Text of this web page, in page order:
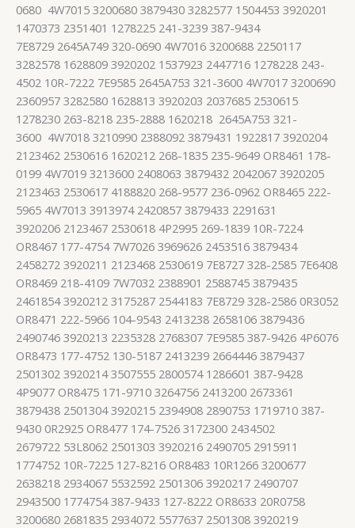
0680 4W7015 3200680 3879430 3282577 1504453 3920201
1470373 2351401 1278225 241-3239 387-9434
7E8729 2645A749 320-0690 4W7016 3200688 2250117
3282578 1628809 3920202 1537923 2447716 1278228 243-
4502 10R-7222 7E9585 2645A753 321-3600 4W7017 3200690
2360957 3282580 1628813 3920203 2037685 2530615
1278230 263-8218 235-2888 1620218 2645A753 321-
3600 4W7018 3210990 2388092 3879431 1922817 3920204
2123462 2530616 1620212 268-1835 235-9649 OR8461 178-
0199 4W7019 3213600 2408063 3879432 2042067 3920205
2123463 2530617 4188820 268-9577 236-0962 OR8465 222-
5965 4W7013 3913974 2420857 3879433 2291631
3920206 2123467 2530618 4P2995 269-1839 10R-7224
OR8467 177-4754 7W7026 3969626 2453516 3879434
2458272 3920211 2123468 2530619 7E8727 328-2585 7E6408
OR8469 218-4109 7W7032 2388901 2588745 3879435
2461854 3920212 3175287 2544183 7E8729 328-2586 0R3052
OR8471 222-5966 104-9543 2413238 2658106 3879436
2490746 3920213 2235328 2768307 7E9585 387-9426 4P6076
OR8473 177-4752 130-5187 2413239 2664446 3879437
2501302 3920214 3507555 2800574 1286601 387-9428
4P9077 OR8475 171-9710 3264756 2413200 2673361
3879438 2501304 3920215 2394908 2890753 1719710 387-
9430 0R2925 OR8477 174-7526 3172300 2434502
2679722 53L8062 2501303 3920216 2490705 2915911
1774752 10R-7225 127-8216 OR8483 10R1266 3200677
2638218 2934067 5532592 2501306 3920217 2490707
2943500 1774754 387-9433 127-8222 OR8633 20R0758
3200680 2681835 2934072 5577637 2501308 3920219